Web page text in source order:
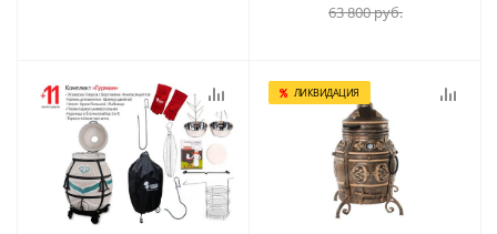
63 800руб.
ЛИКВИДАЦИЯ